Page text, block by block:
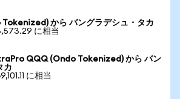
から バングラデシュ・タカ
に相当
QQQ (Ondo Tokenized) から バン
カ
に相当